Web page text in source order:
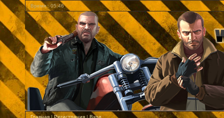
Время : 05:46
Главная | Регистрация | Вход